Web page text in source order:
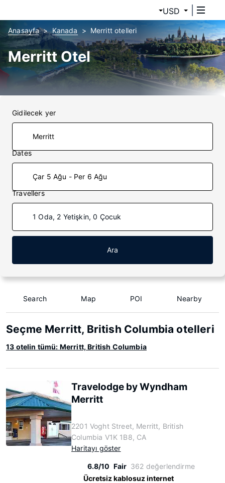
USD
Anasayfa Kanada Merritt otelleri
Merritt Otel
Gidilecek yer
Dates
Çar 5 Ağu - Per 6 Ağu
Travellers
1 Oda, 2 Yetişkin, 0 Çocuk
Ara
Search Map POI Nearby
Seçme Merritt, British Columbia otelleri
13 otelin tümü: Merritt, British Columbia
Travelodge by Wyndham
Merritt
2201 Voght Street, Merritt, British
Columbia V1K 1B8, CA
Haritayı göster
6.8/10 Fair 362 değerlendirme
Ücretsiz kablosuz internet